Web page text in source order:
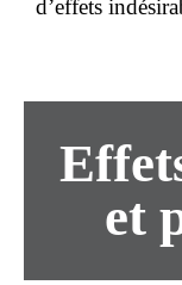
d’effets
et